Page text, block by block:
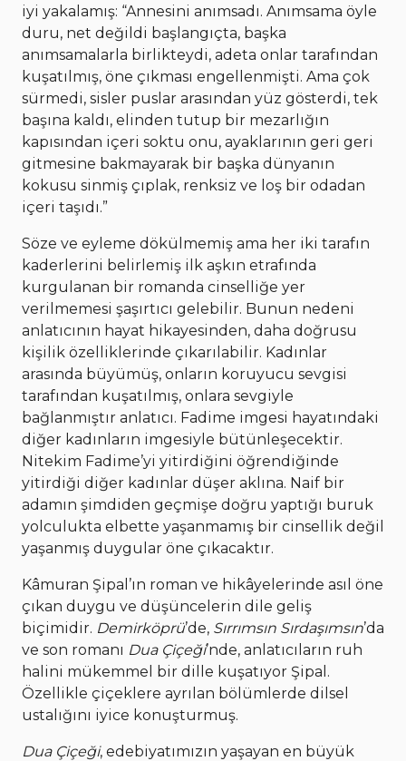
iyi yakalamış: “Annesini anımsadı. Anımsama öyle
duru, net değildi başlangıçta, başka
anımsamalarla birlikteydi, adeta onlar tarafından
kuşatılmış, öne çıkması engellenmişti. Ama çok
sürmedi, sisler puslar arasından yüz gösterdi, tek
başına kaldı, elinden tutup bir mezarlığın
kapısından içeri soktu onu, ayaklarının geri geri
gitmesine bakmayarak bir başka dünyanın
kokusu sinmiş çıplak, renksiz ve loş bir odadan
içeri taşıdı.”
Söze ve eyleme dökülmemiş ama her iki tarafın
kaderlerini belirlemiş ilk aşkın etrafında
kurgulanan bir romanda cinselliğe yer
verilmemesi şaşırtıcı gelebilir. Bunun nedeni
anlatıcının hayat hikayesinden, daha doğrusu
kişilik özelliklerinde çıkarılabilir. Kadınlar
arasında büyümüş, onların koruyucu sevgisi
tarafından kuşatılmış, onlara sevgiyle
bağlanmıştır anlatıcı. Fadime imgesi hayatındaki
diğer kadınların imgesiyle bütünleşecektir.
Nitekim Fadime’yi yitirdiğini öğrendiğinde
yitirdiği diğer kadınlar düşer aklına. Naif bir
adamın şimdiden geçmişe doğru yaptığı buruk
yolculukta elbette yaşanmamış bir cinsellik değil
yaşanmış duygular öne çıkacaktır.
Kâmuran Şipal’ın roman ve hikâyelerinde asıl öne
çıkan duygu ve düşüncelerin dile geliş
biçimidir. Demirköprü’de, Sırrımsın Sırdaşımsın’da
ve son romanı Dua Çiçeği’nde, anlatıcıların ruh
halini mükemmel bir dille kuşatıyor Şipal.
Özellikle çiçeklere ayrılan bölümlerde dilsel
ustalığını iyice konuşturmuş.
Dua Çiçeği, edebiyatımızın yaşayan en büyük